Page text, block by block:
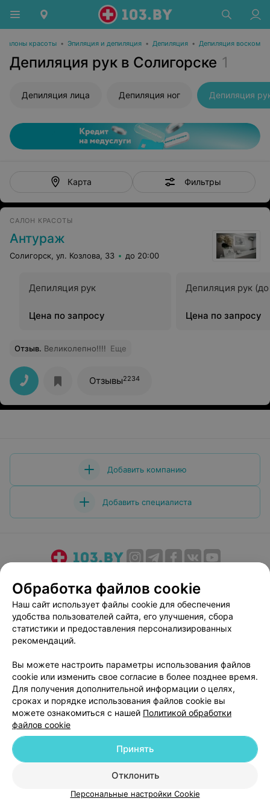
Салоны красоты • Эпиляция и депиляция • Депиляция • Депиляция воском
Депиляция рук в Солигорске 1
Депиляция лица Депиляция ног Депиляция
Карта Фильтры
САЛОН КРАСОТЫ
Антураж
Солигорск, ул. Козлова, 33 до 20:00
Депиляция рук
Цена по запросу
Депиляция рук
Цена по запросу
Отзыв. Великолепно!!!! Еще
Отзывы2234
Добавить компанию
Добавить специалиста
Медицинский маркетинг
Публичный договор
Пользовательское соглашение
Способы оплаты
Вакансии
Партнеры
Написать руководителю 103.by
Персональные настройки cookie
Обработка персональных данных
© 2026 ООО «Артокс Лаб», УНП 191700409| 220012, Республика Беларусь,
г. Минск, улица Толбухина, 2, пом. 16 | help@103.by
Обработка файлов cookie
Наш сайт использует файлы cookie для обеспечения
удобства пользователей сайта, его улучшения, сбора
статистики и предоставления персонализированных
рекомендаций.
Вы можете настроить параметры использования файлов
cookie или изменить свое согласие в более позднее время.
Для получения дополнительной информации о целях,
сроках и порядке использования файлов cookie вы
можете ознакомиться с нашей Политикой обработки
файлов cookie
Отклонить
Принять
Персональные настройки Cookie